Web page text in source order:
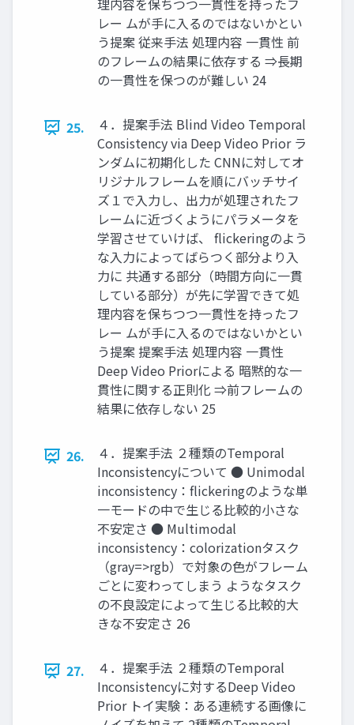
理内容を保ちつつ一貫性を持ったフ
レー ムが手に入るのではないかとい
う提案 従来手法 処理内容 一貫性 前
のフレームの結果に依存する ⇒長期
の一貫性を保つのが難しい 24
25.
４．提案手法 Blind Video Temporal
Consistency via Deep Video Prior ラ
ンダムに初期化した CNNに対してオ
リジナルフレームを順にバッチサイ
ズ１で入力し、出力が処理されたフ
レームに近づくようにパラメータを
学習させていけば、 flickeringのよう
な入力によってばらつく部分より入
力に 共通する部分（時間方向に一貫
している部分）が先に学習できて処
理内容を保ちつつ一貫性を持ったフ
レー ムが手に入るのではないかとい
う提案 提案手法 処理内容 一貫性
Deep Video Priorによる 暗黙的な一
貫性に関する正則化 ⇒前フレームの
結果に依存しない 25
26.
４．提案手法 ２種類のTemporal
Inconsistencyについて ● Unimodal
inconsistency：flickeringのような単
一モードの中で生じる比較的小さな
不安定さ ● Multimodal
inconsistency：colorizationタスク
（gray=>rgb）で対象の色がフレーム
ごとに変わってしまう ようなタスク
の不良設定によって生じる比較的大
きな不安定さ 26
27.
４．提案手法 ２種類のTemporal
Inconsistencyに対するDeep Video
Prior トイ実験：ある連続する画像に